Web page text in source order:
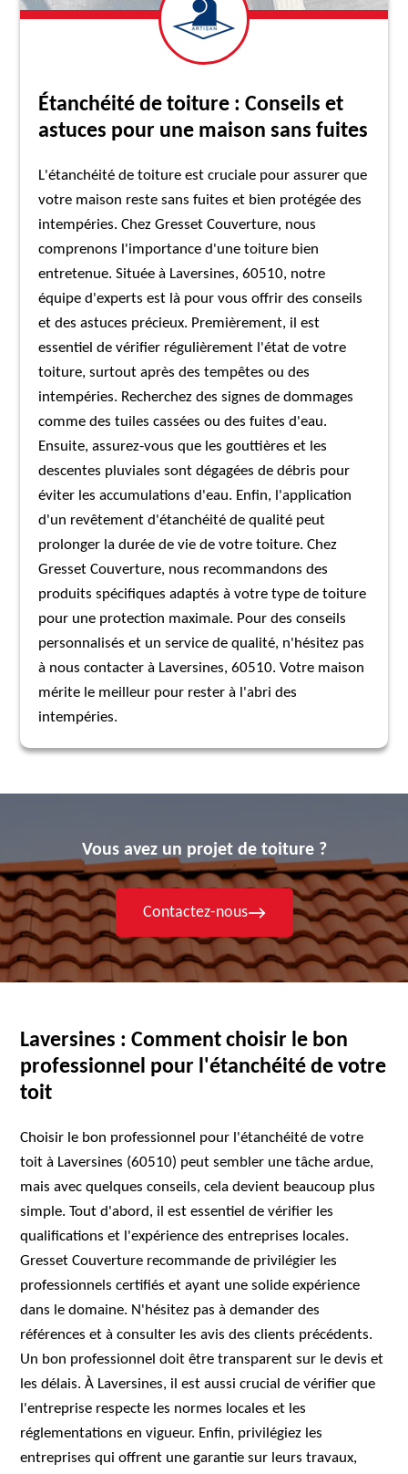
Étanchéité de toiture : Conseils et
astuces pour une maison sans fuites
L'étanchéité de toiture est cruciale pour assurer que
votre maison reste sans fuites et bien protégée des
intempéries. Chez Gresset Couverture, nous
comprenons l'importance d'une toiture bien
entretenue. Située à Laversines, 60510, notre
équipe d'experts est là pour vous offrir des conseils
et des astuces précieux. Premièrement, il est
essentiel de vérifier régulièrement l'état de votre
toiture, surtout après des tempêtes ou des
intempéries. Recherchez des signes de dommages
comme des tuiles cassées ou des fuites d'eau.
Ensuite, assurez-vous que les gouttières et les
descentes pluviales sont dégagées de débris pour
éviter les accumulations d'eau. Enfin, l'application
d'un revêtement d'étanchéité de qualité peut
prolonger la durée de vie de votre toiture. Chez
Gresset Couverture, nous recommandons des
produits spécifiques adaptés à votre type de toiture
pour une protection maximale. Pour des conseils
personnalisés et un service de qualité, n'hésitez pas
à nous contacter à Laversines, 60510. Votre maison
mérite le meilleur pour rester à l'abri des
intempéries.
Vous avez un projet de toiture ?
Contactez-nous
Laversines : Comment choisir le bon
professionnel pour l'étanchéité de votre
toit
Choisir le bon professionnel pour l'étanchéité de votre
toit à Laversines (60510) peut sembler une tâche ardue,
mais avec quelques conseils, cela devient beaucoup plus
simple. Tout d'abord, il est essentiel de vérifier les
qualifications et l'expérience des entreprises locales.
Gresset Couverture recommande de privilégier les
professionnels certifiés et ayant une solide expérience
dans le domaine. N'hésitez pas à demander des
références et à consulter les avis des clients précédents.
Un bon professionnel doit être transparent sur le devis et
les délais. À Laversines, il est aussi crucial de vérifier que
l'entreprise respecte les normes locales et les
réglementations en vigueur. Enfin, privilégiez les
entreprises qui offrent une garantie sur leurs travaux,